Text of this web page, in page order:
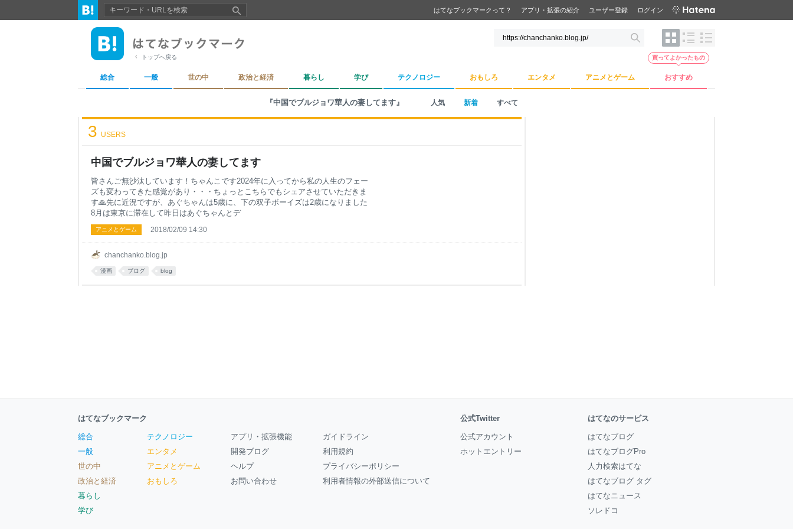
はてなブックマークって？ アプリ・拡張の紹介 ユーザー登録 ログイン
トップへ戻る
総合 一般 世の中 政治と経済 暮らし 学び テクノロジー おもしろ エンタメ アニメとゲーム おすすめ
買ってよかったもの
『中国でブルジョワ華人の妻してます』 人気 新着 すべて
中国でブルジョワ華人の妻してます
3 USERS
chanchanko.blog.jp
皆さんご無沙汰しています！ちゃんこです2024年に入ってから私の人生のフェー
ズも変わってきた感覚があり・・・ちょっとこちらでもシェアさせていただきま
す🙏先に近況ですが、あぐちゃんは5歳に、下の双子ボーイズは2歳になりました
8月は東京に滞在して昨日はあぐちゃんとデ
アニメとゲーム 2018/02/09 14:30
漫画 ブログ blog
はてなブックマーク
総合
一般
世の中
政治と経済
暮らし
学び
テクノロジー
エンタメ
アニメとゲーム
おもしろ
アプリ・拡張機能
開発ブログ
ヘルプ
お問い合わせ
ガイドライン
利用規約
プライバシーポリシー
利用者情報の外部送信について
公式Twitter
公式アカウント
ホットエントリー
はてなのサービス
はてなブログ
はてなブログPro
人力検索はてな
はてなブログ タグ
はてなニュース
ソレドコ